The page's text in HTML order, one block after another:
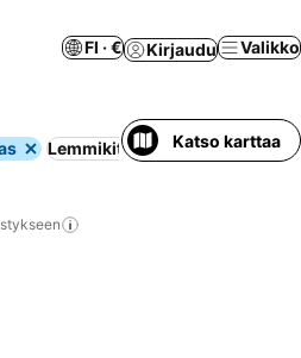
FI · € Kirjaudu Valikko
Lemmikit sallittu Ilmastointi
Katso karttaa